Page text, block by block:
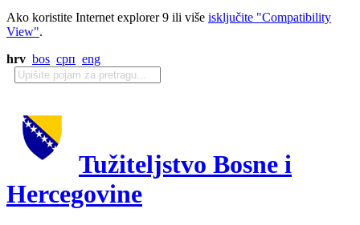
Ako koristite Internet explorer 9 ili više isključite "Compatibility
View".
hrv bos срп eng
Tužiteljstvo Bosne i
Hercegovine